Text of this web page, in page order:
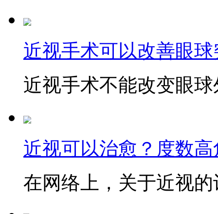
近视手术可以改善眼
近视手术不能改变眼
近视可以治愈？度数
在网络上，关于近视